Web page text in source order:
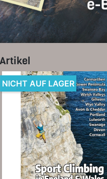
NICHT AUF LAGER